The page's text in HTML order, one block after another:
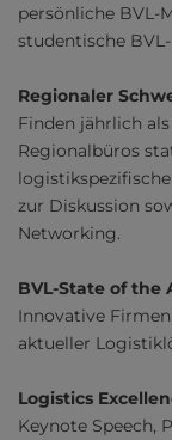
persönliche
studentische
Regionaler
Finden jährlich
Regionalbüros
zur Diskussion
Networking.
BVL-State of the
Innovative
aktueller
Logistics
Keynote Speech,